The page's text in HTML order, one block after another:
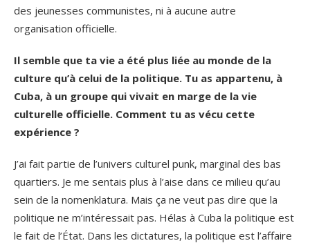
des jeunesses communistes, ni à aucune autre
organisation officielle.
Il semble que ta vie a été plus liée au monde de la
culture qu’à celui de la politique. Tu as appartenu, à
Cuba, à un groupe qui vivait en marge de la vie
culturelle officielle. Comment tu as vécu cette
expérience ?
J’ai fait partie de l’univers culturel punk, marginal des bas
quartiers. Je me sentais plus à l’aise dans ce milieu qu’au
sein de la nomenklatura. Mais ça ne veut pas dire que la
politique ne m’intéressait pas. Hélas à Cuba la politique est
le fait de l’État. Dans les dictatures, la politique est l’affaire